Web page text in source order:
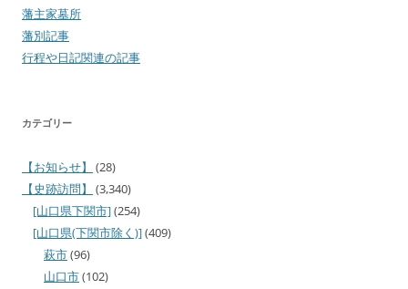
藩主家墓所
藩別記事
行程や日記関連の記事
カテゴリー
【お知らせ】
(28)
【史跡訪問】
(3,340)
[山口県下関市](254)
[山口県(下関市除く)](409)
萩市(96)
山口市(102)